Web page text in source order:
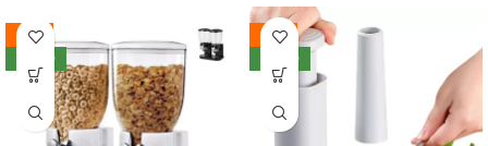
-57%
NUEVO
-66%
NUEVO